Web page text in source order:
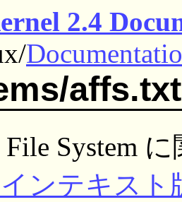
2.4
affs.txt
File System
ンテキスト